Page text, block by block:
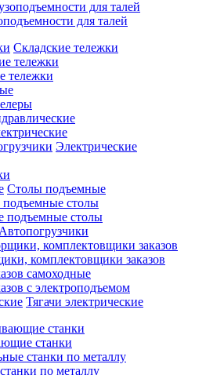
для талей
Складские тележки
тележки
тележки
Электрические
Столы подъемные
столы
подъемные столы
Автопогрузчики
комплектовщики заказов
самоходные
с электроподъемом
Тягачи электрические
станки
станки по металлу
по металлу